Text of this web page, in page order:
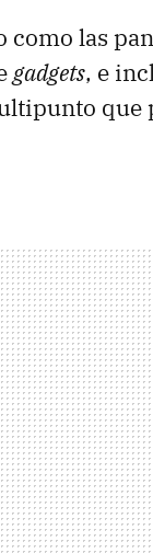
las
gadgets, e